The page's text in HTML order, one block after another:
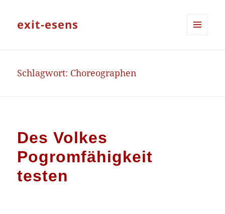
exit-esens
Schlagwort: Choreographen
Des Volkes
Pogromfähigkeit
testen